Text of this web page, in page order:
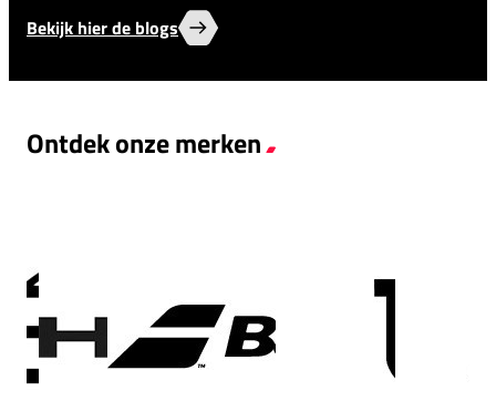
Bekijk hier de blogs
Ontdek onze merken